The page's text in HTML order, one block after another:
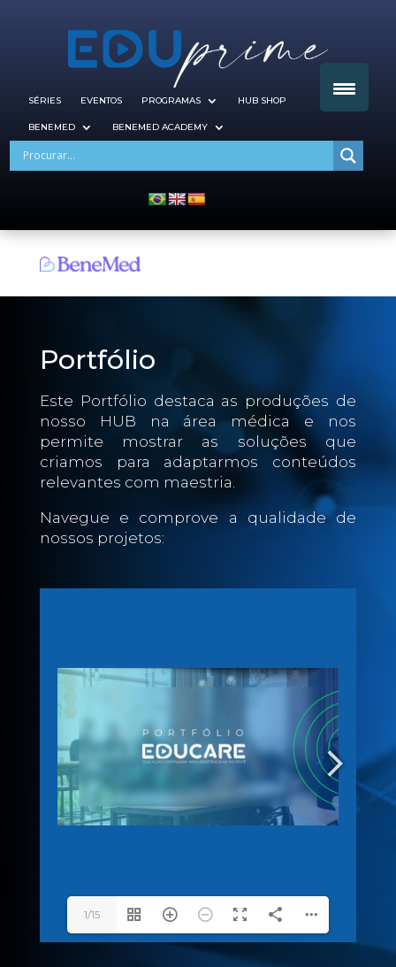
SÉRIES EVENTOS PROGRAMAS HUB SHOP
BENEMED BENEMED ACADEMY
Portfólio
Este Portfólio destaca as produções de
nosso HUB na área médica e nos
permite mostrar as soluções que
criamos para adaptarmos conteúdos
relevantes com maestria.
Navegue e comprove a qualidade de
nossos projetos:
1/15